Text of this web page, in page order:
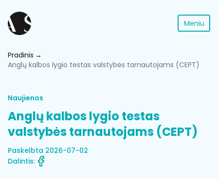
Meniu
Pradinis
Anglų kalbos lygio testas valstybės tarnautojams (CEPT)
Naujienos
Anglų kalbos lygio testas
valstybės tarnautojams (CEPT)
Paskelbta 2026-07-02
Dalintis: